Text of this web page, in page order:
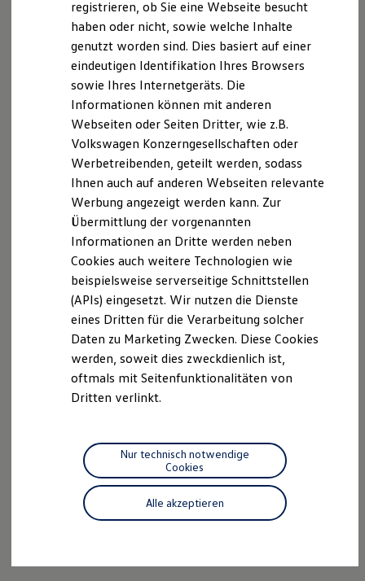
Digitale Extras
Schnittstellen zu Ihrem ID.
Hybridautos
Marke und Erlebnis
Volkswagen R und R Experience
R-Modelle
R Experience
Driving Experience
Werkbesichtigung
Factory visit
Lifestyle Shop
Golf Kollektion
ID. Kollektion
Volkswagen Kollektion
GTI Kollektion
Fußball Drop
we drive football
#wedriveproud
Besitzer und Service
myVolkswagen
Software Updates
Service und Ersatzteile
Inspektion und HU/AU
Reparaturen und Checks
Pannen- und Unfallhilfe
Economy Service
Volkswagen Teile
Zubehör
Modellspezifisches Zubehör
Schutz und Pflege
registrieren, ob Sie eine Webseite besucht
haben oder nicht, sowie welche Inhalte
genutzt worden sind. Dies basiert auf einer
eindeutigen Identifikation Ihres Browsers
sowie Ihres Internetgeräts. Die
Informationen können mit anderen
Webseiten oder Seiten Dritter, wie z.B.
Volkswagen Konzerngesellschaften oder
Werbetreibenden, geteilt werden, sodass
Ihnen auch auf anderen Webseiten relevante
Werbung angezeigt werden kann. Zur
Übermittlung der vorgenannten
Informationen an Dritte werden neben
Cookies auch weitere Technologien wie
beispielsweise serverseitige Schnittstellen
(APIs) eingesetzt. Wir nutzen die Dienste
eines Dritten für die Verarbeitung solcher
Daten zu Marketing Zwecken. Diese Cookies
werden, soweit dies zweckdienlich ist,
oftmals mit Seitenfunktionalitäten von
Dritten verlinkt.
Alle akzeptieren
Nur technisch notwendige
Cookies